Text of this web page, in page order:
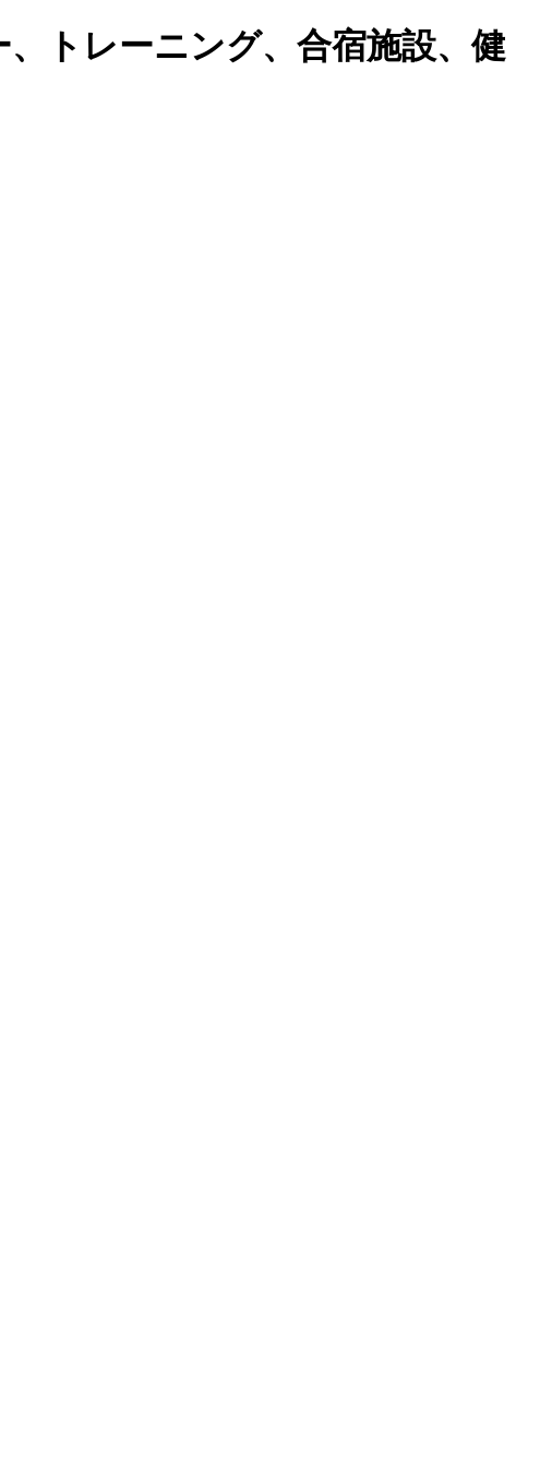
トレーニング、合宿施設、健